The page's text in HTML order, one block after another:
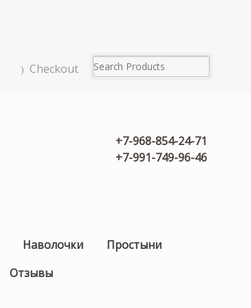
Checkout
+7-968-854-24-71
+7-991-749-96-46
Наволочки
Простыни
Отзывы